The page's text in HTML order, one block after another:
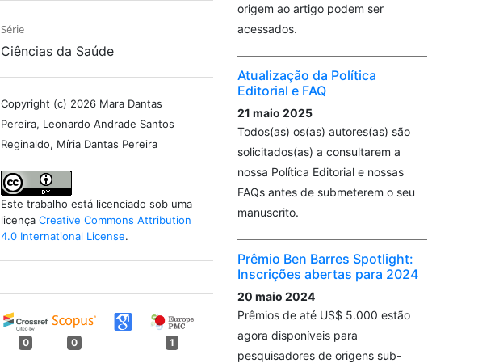
Série
Ciências da Saúde
Copyright (c) 2026 Mara Dantas
Pereira, Leonardo Andrade Santos
Reginaldo, Míria Dantas Pereira
Este trabalho está licenciado sob uma
licençaCreative Commons Attribution
4.0 International License.
0 0 1
origem ao artigo podem ser
acessados.
Atualização da Política
Editorial e FAQ
21 maio 2025
Todos(as) os(as) autores(as) são
solicitados(as) a consultarem a
nossa Política Editorial e nossas
FAQs antes de submeterem o seu
manuscrito.
Prêmio Ben Barres Spotlight:
Inscrições abertas para 2024
20 maio 2024
Prêmios de até US$ 5.000 estão
agora disponíveis para
pesquisadores de origens sub-